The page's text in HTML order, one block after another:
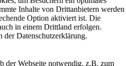
Inhalte von Drittanbietern werden
Option aktiviert ist. Die
in einem Drittland erfolgen.
der Datenschutzerklärung.
der Webseite notwendig, z.B. zum